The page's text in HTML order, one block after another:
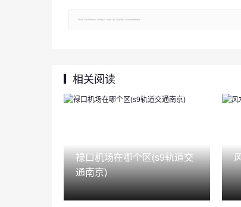
郑重声明：文章仅代表原作者观点，不代表本站立场；如有侵权、违规，可直接反馈本站，我们将会作修改或删除处理。
相关阅读
禄口机场在哪个区(s9轨道交
通南京)